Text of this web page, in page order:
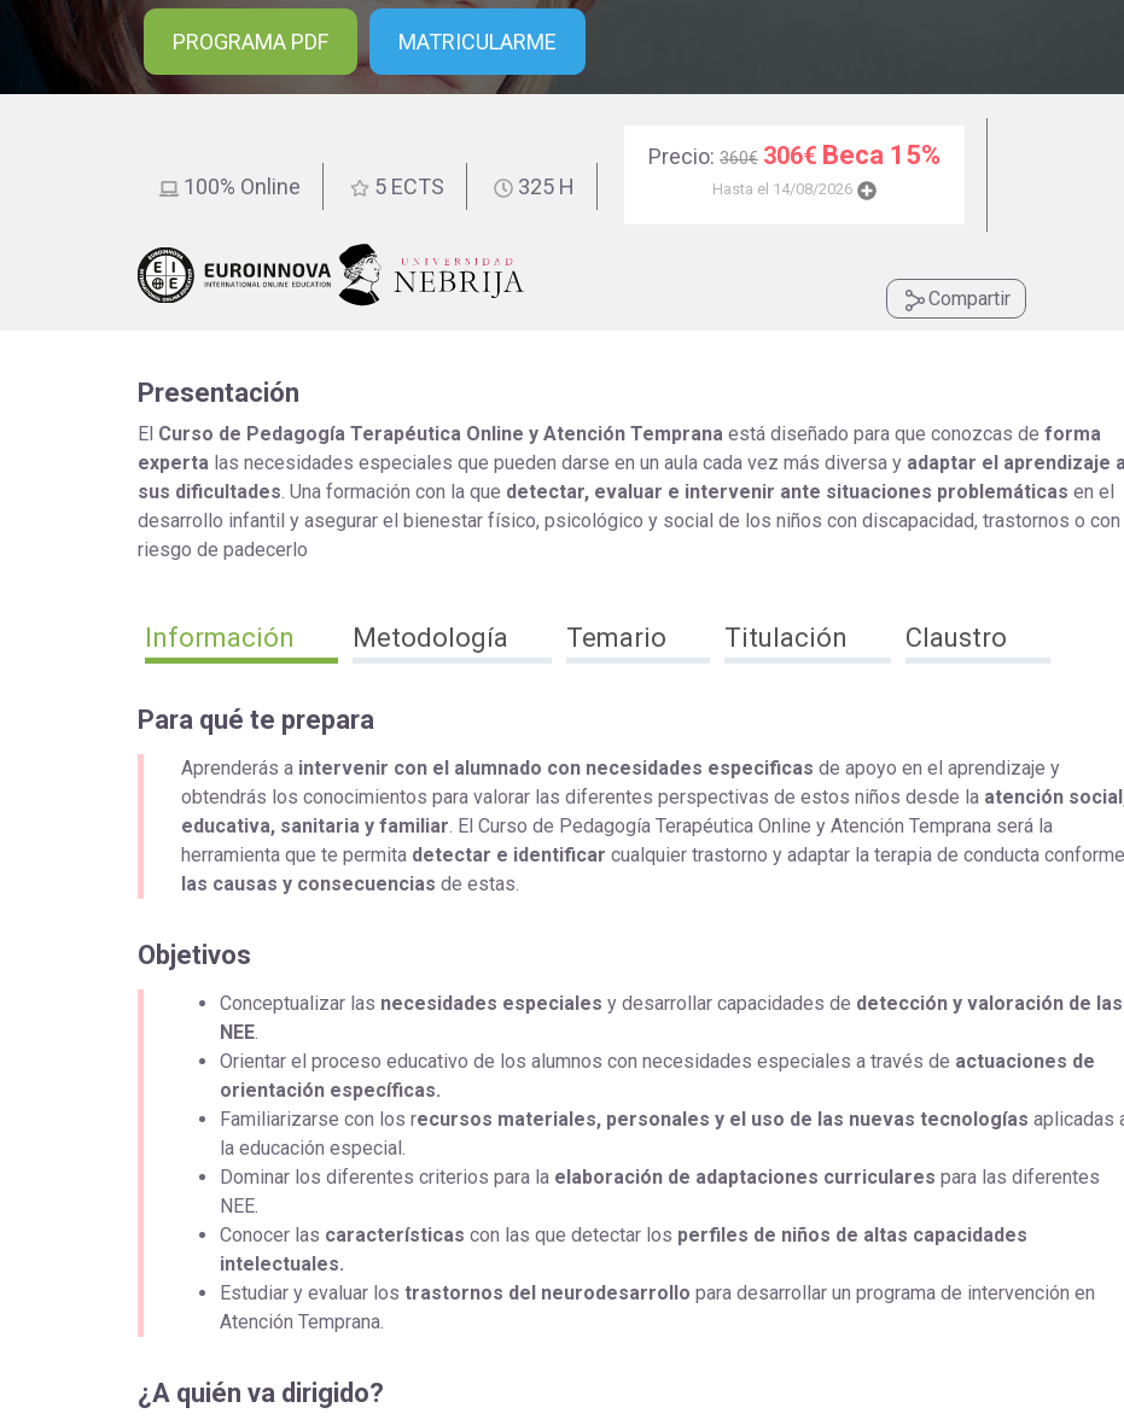
Cursos Formación
Profesorado
Másteres Oficiales
PROGRAMA PDF MATRICULARME
100% Online 5 ECTS 325 H
Precio: 360€ 306€ Beca 15%
Hasta el 14/08/2026
Compartir
Presentación
El Curso de Pedagogía Terapéutica Online y Atención Temprana está diseñado para que conozcas de forma
experta las necesidades especiales que pueden darse en un aula cada vez más diversa y adaptar el aprendizaje
sus dificultades. Una formación con la que detectar, evaluar e intervenir ante situaciones problemáticas en el
desarrollo infantil y asegurar el bienestar físico, psicológico y social de los niños con discapacidad, trastornos o con
riesgo de padecerlo
Información
Para qué te prepara
Aprenderás a intervenir con el alumnado con necesidades especificas de apoyo en el aprendizaje y
obtendrás los conocimientos para valorar las diferentes perspectivas de estos niños desde la atención
educativa, sanitaria y familiar. El Curso de Pedagogía Terapéutica Online y Atención Temprana será la
herramienta que te permita detectar e identificar cualquier trastorno y adaptar la terapia de conducta
las causas y consecuencias de estas.
Objetivos
Conceptualizar las necesidades especiales y desarrollar capacidades de detección y valoración de las
NEE.
Orientar el proceso educativo de los alumnos con necesidades especiales a través de actuaciones de
orientación específicas.
Familiarizarse con los recursos materiales, personales y el uso de las nuevas tecnologías aplicadas
la educación especial.
Dominar los diferentes criterios para la elaboración de adaptaciones curriculares para las diferentes
NEE.
Conocer las características con las que detectar los perfiles de niños de altas capacidades
intelectuales.
Estudiar y evaluar los trastornos del neurodesarrollo para desarrollar un programa de intervención en
Atención Temprana.
¿A quién va dirigido?
Metodología Temario Titulación Claustro